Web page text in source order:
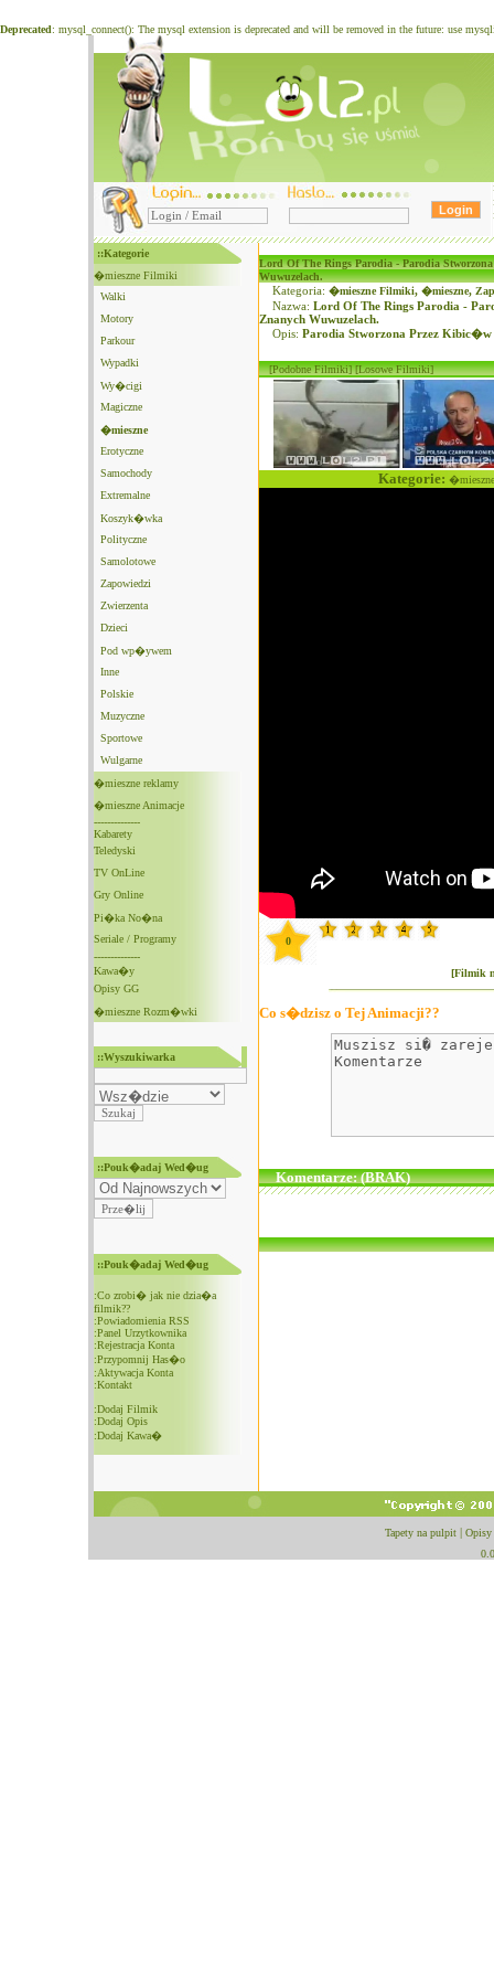
Deprecated: mysql_connect(): The mysql extension is deprecated and will be removed in the future: use
::Kategorie
�mieszne Filmiki
Walki
Motory
Parkour
Wypadki
Wy�cigi
Magiczne
�mieszne
Erotyczne
Samochody
Extremalne
Koszyk�wka
Polityczne
Samolotowe
Zapowiedzi
Zwierzenta
Dzieci
Pod wp�ywem
Inne
Polskie
Muzyczne
Sportowe
Wulgarne
�mieszne reklamy
�mieszne Animacje
--------------
Kabarety
Teledyski
TV OnLine
Gry Online
Pi�ka No�na
Seriale / Programy
--------------
Kawa�y
Opisy GG
�mieszne Rozm�wki
::Wyszukiwarka
::Pouk�adaj Wed�ug
::Pouk�adaj Wed�ug
:Co zrobi� jak nie dzia�a
filmik??
:Powiadomienia RSS
:Panel Urzytkownika
:Rejestracja Konta
:Przypomnij Has�o
:Aktywacja Konta
:Kontakt
:Dodaj Filmik
:Dodaj Opis
:Dodaj Kawa�
Lord Of The Rings Parodia - Parodia
Wuwuzelach.
Kategoria: �mieszne Filmiki, �mieszne,
Nazwa: Lord Of The Rings Parodia -
Znanych Wuwuzelach.
Opis: Parodia Stworzona Przez
[Podobne Filmiki] [Losowe Filmiki]
Kategorie:
0
[Filmik
Co s�dzisz o Tej Animacji??
Komentarze: (BRAK)
Tapety na pulpit
Opisy